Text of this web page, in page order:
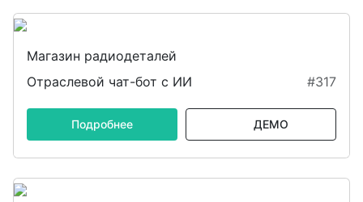
Магазин радиодеталей
Отраслевой чат-бот с ИИ
#317
Подробнее ДЕМО